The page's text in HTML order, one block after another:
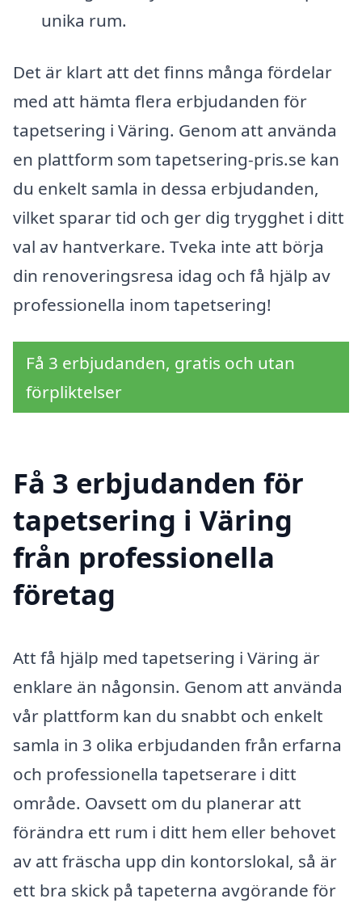
unika rum.
Det är klart att det finns många fördelar
med att hämta flera erbjudanden för
tapetsering i Väring. Genom att använda
en plattform som tapetsering-pris.se kan
du enkelt samla in dessa erbjudanden,
vilket sparar tid och ger dig trygghet i ditt
val av hantverkare. Tveka inte att börja
din renoveringsresa idag och få hjälp av
professionella inom tapetsering!
Få 3 erbjudanden, gratis och utan
förpliktelser
Få 3 erbjudanden för
tapetsering i Väring
från professionella
företag
Att få hjälp med tapetsering i Väring är
enklare än någonsin. Genom att använda
vår plattform kan du snabbt och enkelt
samla in 3 olika erbjudanden från erfarna
och professionella tapetserare i ditt
område. Oavsett om du planerar att
förändra ett rum i ditt hem eller behovet
av att fräscha upp din kontorslokal, så är
ett bra skick på tapeterna avgörande för